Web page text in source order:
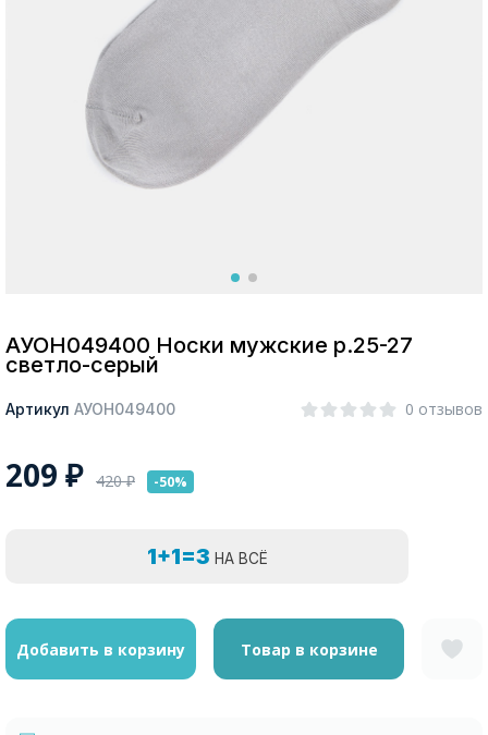
Москва
АУОН049400 Носки мужские р.25-27
светло-серый
Артикул АУОН049400 0 отзывов
209 ₽ 420₽ -50%
1+1=3 НА ВСЁ
Добавить в корзину Товар в корзине